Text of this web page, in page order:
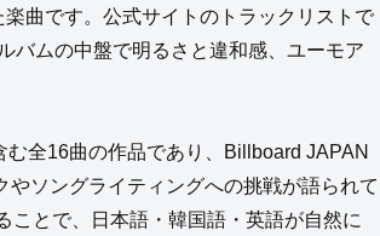
曲です。公式サイトのトラックリストで
バムの中盤で明るさと違和感、ユーモア
全16曲の作品であり、Billboard JAPAN
ソングライティングへの挑戦が語られて
ことで、日本語・韓国語・英語が自然に